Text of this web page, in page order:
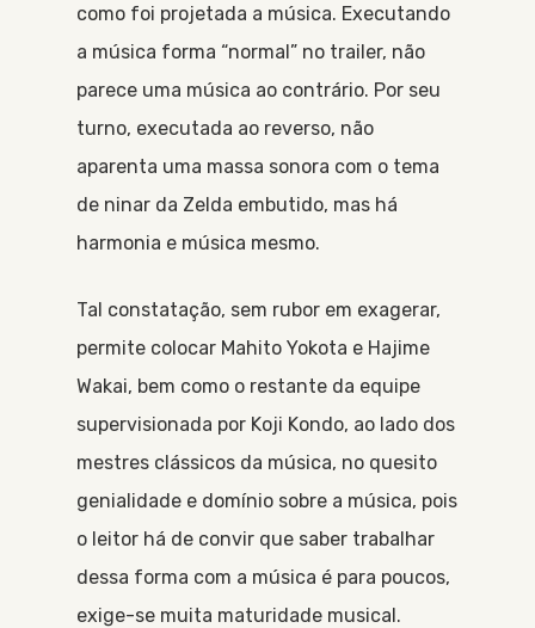
como foi projetada a música. Executando
a música forma “normal” no trailer, não
parece uma música ao contrário. Por seu
turno, executada ao reverso, não
aparenta uma massa sonora com o tema
de ninar da Zelda embutido, mas há
harmonia e música mesmo.
Tal constatação, sem rubor em exagerar,
permite colocar Mahito Yokota e Hajime
Wakai, bem como o restante da equipe
supervisionada por Koji Kondo, ao lado dos
mestres clássicos da música, no quesito
genialidade e domínio sobre a música, pois
o leitor há de convir que saber trabalhar
dessa forma com a música é para poucos,
exige-se muita maturidade musical.